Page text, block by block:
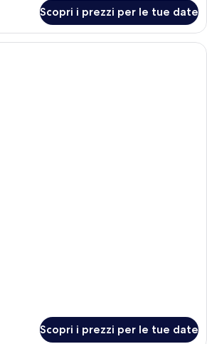
Scopri i prezzi per le tue date
Scopri i prezzi per le tue date